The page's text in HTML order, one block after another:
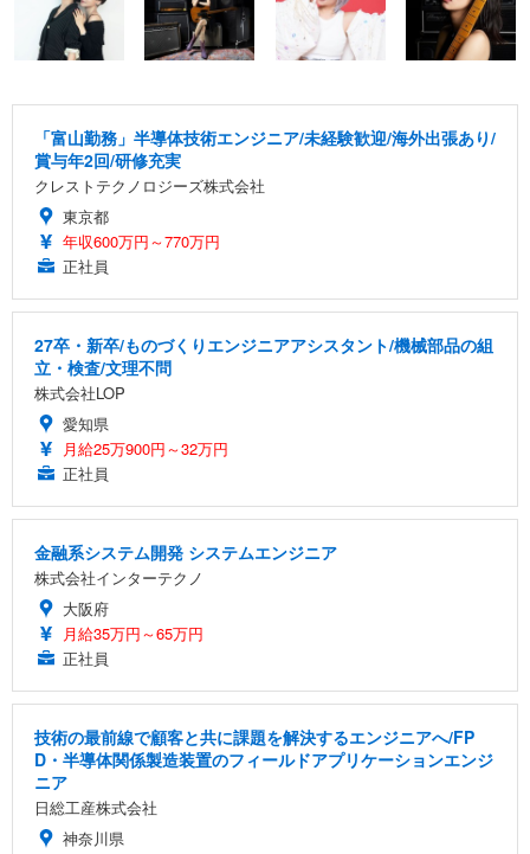
「富山勤務」半導体技術エンジニア/未経験歓迎/海外出張あり/
賞与年2回/研修充実
クレストテクノロジーズ株式会社
東京都
年収600万円～770万円
正社員
27卒・新卒/ものづくりエンジニアアシスタント/機械部品の組
立・検査/文理不問
株式会社LOP
愛知県
月給25万900円～32万円
正社員
金融系システム開発 システムエンジニア
株式会社インターテクノ
大阪府
月給35万円～65万円
正社員
技術の最前線で顧客と共に課題を解決するエンジニアへ/FP
D・半導体関係製造装置のフィールドアプリケーションエンジ
ニア
日総工産株式会社
神奈川県